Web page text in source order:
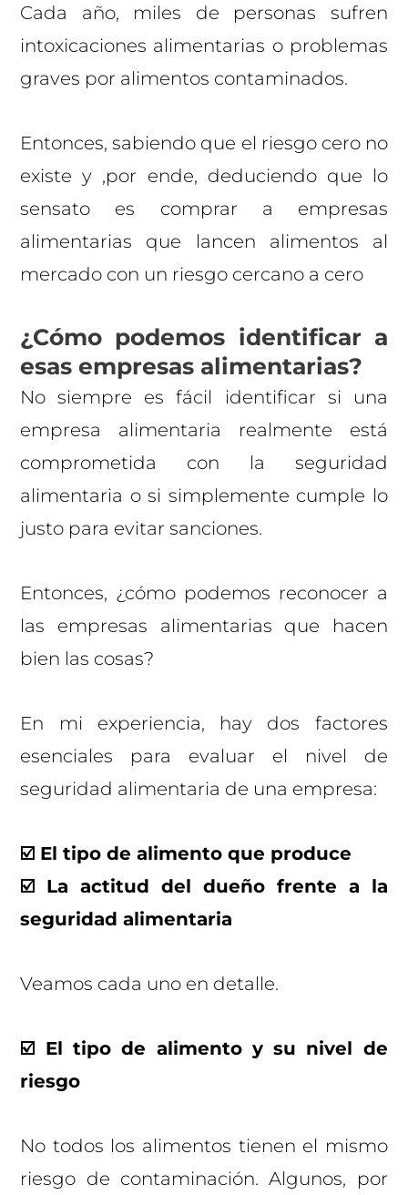
Cada año, miles de personas sufren
intoxicaciones alimentarias o problemas
graves por alimentos contaminados.
Entonces, sabiendo que el riesgo cero no
existe y ,por ende, deduciendo que lo
sensato es comprar a empresas
alimentarias que lancen alimentos al
mercado con un riesgo cercano a cero
¿Cómo podemos identificar a
esas empresas alimentarias?
No siempre es fácil identificar si una
empresa alimentaria realmente está
comprometida con la seguridad
alimentaria o si simplemente cumple lo
justo para evitar sanciones.
Entonces, ¿cómo podemos reconocer a
las empresas alimentarias que hacen
bien las cosas?
En mi experiencia, hay dos factores
esenciales para evaluar el nivel de
seguridad alimentaria de una empresa:
☑️ El tipo de alimento que produce
☑️ La actitud del dueño frente a la
seguridad alimentaria
Veamos cada uno en detalle.
☑️ El tipo de alimento y su nivel de
riesgo
No todos los alimentos tienen el mismo
riesgo de contaminación. Algunos, por